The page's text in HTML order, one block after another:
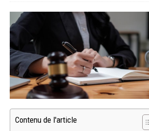
Contenu de l'article